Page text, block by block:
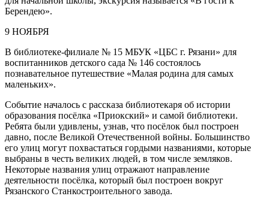
Берендею».
9 НОЯБРЯ
В библиотеке-филиале № 15 МБУК «ЦБС г. Рязани» для
воспитанников детского сада № 146 состоялось
познавательное путешествие «Малая родина для самых
маленьких».
Событие началось с рассказа библиотекаря об истории
образования посёлка «Приокский» и самой библиотеки.
Ребята были удивлены, узнав, что посёлок был построен
давно, после Великой Отечественной войны. Большинство
его улиц могут похвастаться гордыми названиями, которые
выбраны в честь великих людей, в том числе земляков.
Некоторые названия улиц отражают направление
деятельности посёлка, который был построен вокруг
Рязанского Станкостроительного завода.